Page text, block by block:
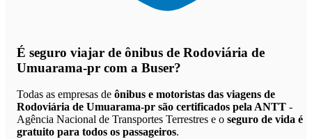
É seguro viajar de ônibus de Rodoviária de
Umuarama-pr com a Buser?
Todas as empresas de ônibus e motoristas das viagens de
Rodoviária de Umuarama-pr são certificados pela ANTT -
Agência Nacional de Transportes Terrestres e o seguro de vida é
gratuito para todos os passageiros.